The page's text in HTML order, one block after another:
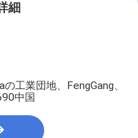
細
工業団地、FengGang、
中国